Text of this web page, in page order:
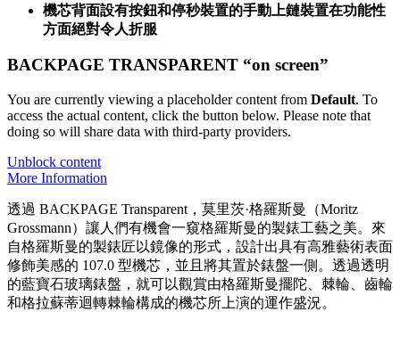
機芯背面設有按鈕和停秒裝置的手動上鏈裝置在功能性
方面絕對令人折服
BACKPAGE TRANSPARENT “on screen”
You are currently viewing a placeholder content from Default. To
access the actual content, click the button below. Please note that
doing so will share data with third-party providers.
Unblock content
More Information
透過 BACKPAGE Transparent，莫里茨·格羅斯曼（Moritz
Grossmann）讓人們有機會一窺格羅斯曼的製錶工藝之美。來
自格羅斯曼的製錶匠以鏡像的形式，設計出具有高雅藝術表面
修飾美感的 107.0 型機芯，並且將其置於錶盤一側。透過透明
的藍寶石玻璃錶盤，就可以觀賞由格羅斯曼擺陀、棘輪、齒輪
和格拉蘇蒂迴轉棘輪構成的機芯所上演的運作盛況。